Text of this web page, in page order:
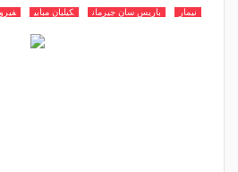
نيمار باريس سان جيرمان كيليان مبابي